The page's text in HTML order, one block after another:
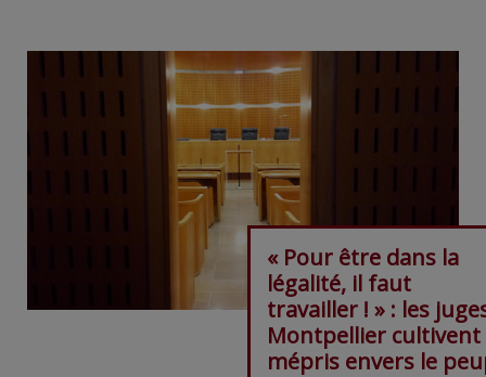
« Pour être dans la
légalité, il faut
travailler ! » : les
Montpellier
mépris envers le